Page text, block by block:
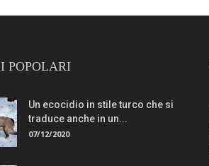
POPOLARI
Un ecocidio in stile turco che si
traduce anche in un...
07/12/2020